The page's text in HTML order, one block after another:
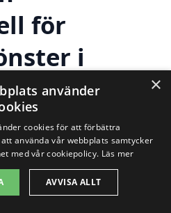
för
i
nära
i Vartofta kan vara
men det finns
×
använder
cookies för att förbättra
använda vår webbplats samtycker
med vår cookiepolicy. Läs mer
AVVISA ALLT